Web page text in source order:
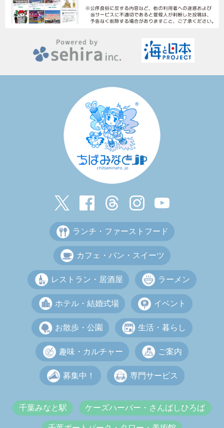
ランチ・ファーストフード
カフェ・パン・スイーツ
レストラン・居酒屋 ラーメン
ホテル・結婚式場 イベント
お散歩・公園 生活・暮らし
趣味・カルチャー ご案内
募集中！ 専門サービス
千葉みなと駅 ケーズハーバー・さんばしひろば